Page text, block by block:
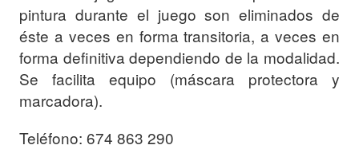
pintura durante el juego son eliminados de
éste a veces en forma transitoria, a veces en
forma definitiva dependiendo de la modalidad.
Se facilita equipo (máscara protectora y
marcadora).
Teléfono: 674 863 290